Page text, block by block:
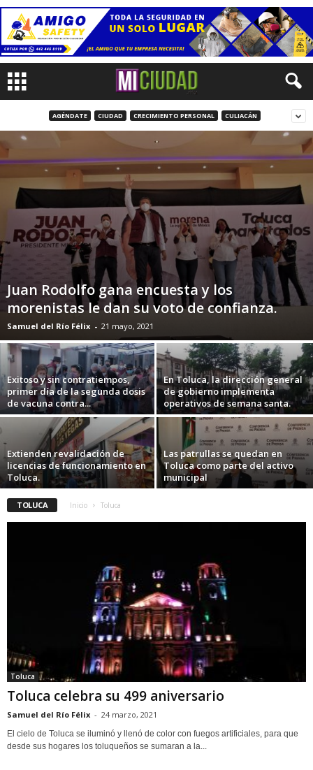
AGÉNDATE CIUDAD CRECIMIENTO PERSONAL CULIACÁN
Juan Rodolfo gana encuesta y los
morenistas le dan su voto de confianza.
Samuel del Río Félix - 21 mayo, 2021
Exitoso y sin contratiempos,
primer día de la segunda dosis
de vacuna contra...
En Toluca, la dirección general
de gobierno implementa
operativos de semana santa.
Extienden revalidación de
licencias de funcionamiento en
Toluca.
Las patrullas se quedan en
Toluca como parte del activo
municipal
TOLUCA Inicio Toluca
Toluca
Toluca celebra su 499 aniversario
Samuel del Río Félix - 24 marzo, 2021
El cielo de Toluca se iluminó y llenó de color con fuegos artificiales, para que
desde sus hogares los toluqueños se sumaran a la...